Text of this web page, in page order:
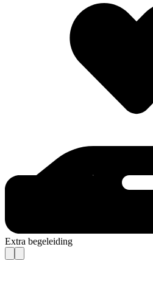
Extra begeleiding